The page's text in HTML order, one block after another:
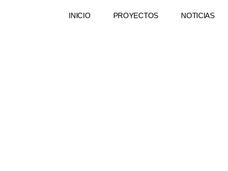
INICIO PROYECTOS NOTICIAS